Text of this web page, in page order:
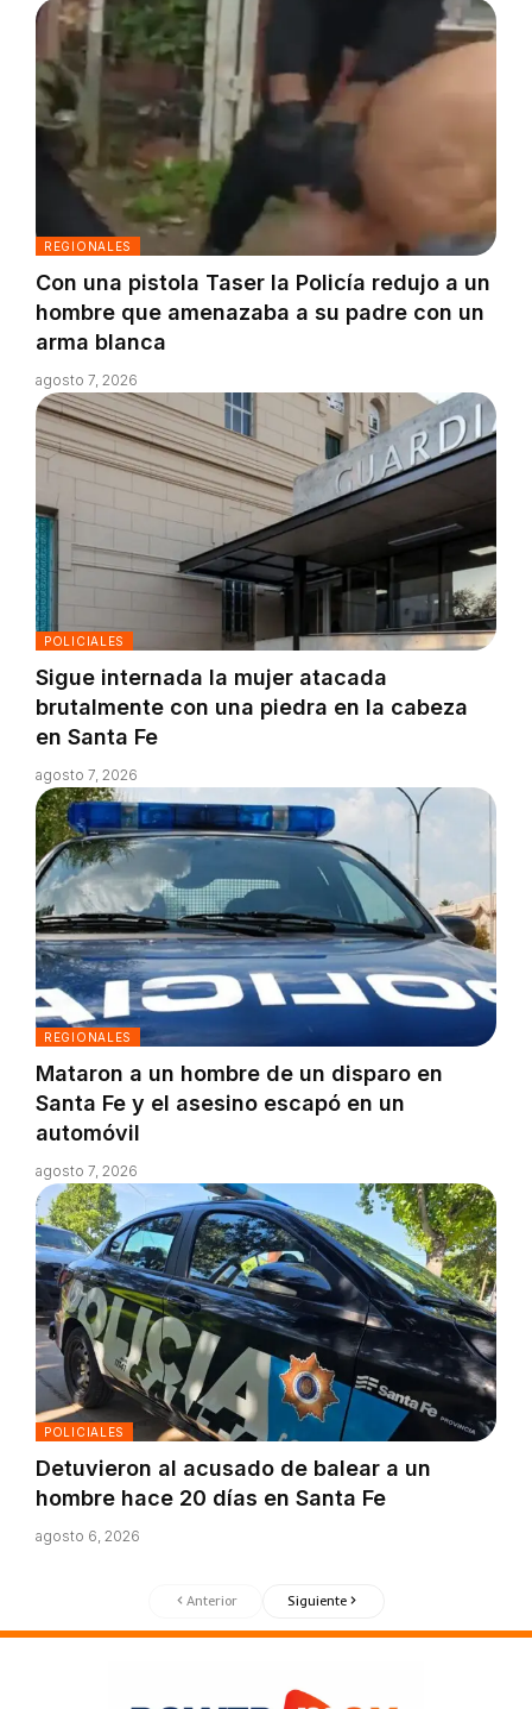
REGIONALES
Con una pistola Taser la Policía redujo a un
hombre que amenazaba a su padre con un
arma blanca
agosto 7, 2026
POLICIALES
Sigue internada la mujer atacada
brutalmente con una piedra en la cabeza
en Santa Fe
agosto 7, 2026
REGIONALES
Mataron a un hombre de un disparo en
Santa Fe y el asesino escapó en un
automóvil
agosto 7, 2026
POLICIALES
Detuvieron al acusado de balear a un
hombre hace 20 días en Santa Fe
agosto 6, 2026
Anterior Siguiente